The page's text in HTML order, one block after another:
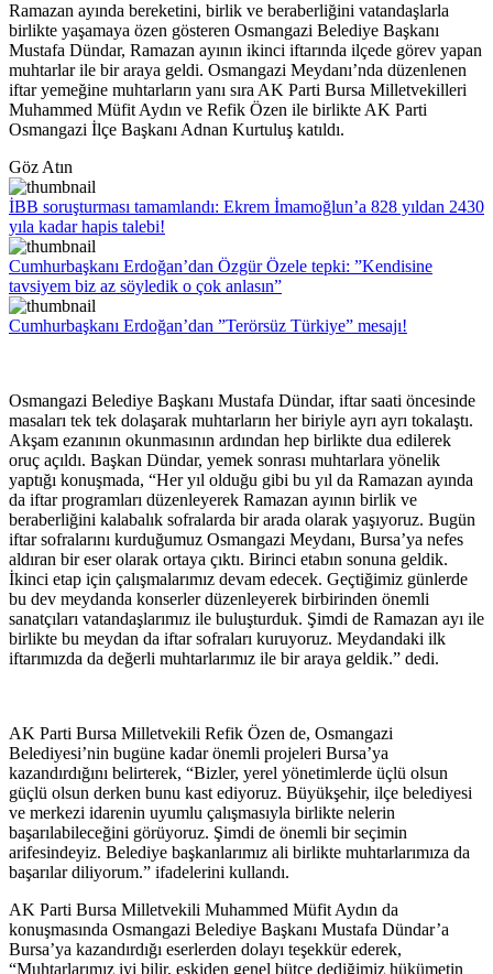
Ramazan ayında bereketini, birlik ve beraberliğini vatandaşlarla
birlikte yaşamaya özen gösteren Osmangazi Belediye Başkanı
Mustafa Dündar, Ramazan ayının ikinci iftarında ilçede görev yapan
muhtarlar ile bir araya geldi. Osmangazi Meydanı’nda düzenlenen
iftar yemeğine muhtarların yanı sıra AK Parti Bursa Milletvekilleri
Muhammed Müfit Aydın ve Refik Özen ile birlikte AK Parti
Osmangazi İlçe Başkanı Adnan Kurtuluş katıldı.
Göz Atın
İBB soruşturması tamamlandı: Ekrem İmamoğlun’a 828 yıldan 2430
yıla kadar hapis talebi!
Cumhurbaşkanı Erdoğan’dan Özgür Özele tepki: ”Kendisine
tavsiyem biz az söyledik o çok anlasın”
Cumhurbaşkanı Erdoğan’dan ”Terörsüz Türkiye” mesajı!
Osmangazi Belediye Başkanı Mustafa Dündar, iftar saati öncesinde
masaları tek tek dolaşarak muhtarların her biriyle ayrı ayrı tokalaştı.
Akşam ezanının okunmasının ardından hep birlikte dua edilerek
oruç açıldı. Başkan Dündar, yemek sonrası muhtarlara yönelik
yaptığı konuşmada, “Her yıl olduğu gibi bu yıl da Ramazan ayında
da iftar programları düzenleyerek Ramazan ayının birlik ve
beraberliğini kalabalık sofralarda bir arada olarak yaşıyoruz. Bugün
iftar sofralarını kurduğumuz Osmangazi Meydanı, Bursa’ya nefes
aldıran bir eser olarak ortaya çıktı. Birinci etabın sonuna geldik.
İkinci etap için çalışmalarımız devam edecek. Geçtiğimiz günlerde
bu dev meydanda konserler düzenleyerek birbirinden önemli
sanatçıları vatandaşlarımız ile buluşturduk. Şimdi de Ramazan ayı ile
birlikte bu meydan da iftar sofraları kuruyoruz. Meydandaki ilk
iftarımızda da değerli muhtarlarımız ile bir araya geldik.” dedi.
AK Parti Bursa Milletvekili Refik Özen de, Osmangazi
Belediyesi’nin bugüne kadar önemli projeleri Bursa’ya
kazandırdığını belirterek, “Bizler, yerel yönetimlerde üçlü olsun
güçlü olsun derken bunu kast ediyoruz. Büyükşehir, ilçe belediyesi
ve merkezi idarenin uyumlu çalışmasıyla birlikte nelerin
başarılabileceğini görüyoruz. Şimdi de önemli bir seçimin
arifesindeyiz. Belediye başkanlarımız ali birlikte muhtarlarımıza da
başarılar diliyorum.” ifadelerini kullandı.
AK Parti Bursa Milletvekili Muhammed Müfit Aydın da
konuşmasında Osmangazi Belediye Başkanı Mustafa Dündar’a
Bursa’ya kazandırdığı eserlerden dolayı teşekkür ederek,
“Muhtarlarımız iyi bilir, eskiden genel bütçe dediğimiz hükümetin